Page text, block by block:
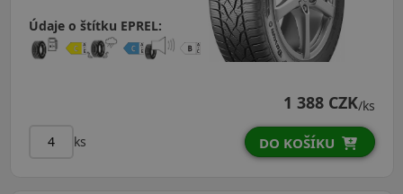
Údaje o štítku EPREL:
1 388 CZK/ks
ks DO KOŠÍKU